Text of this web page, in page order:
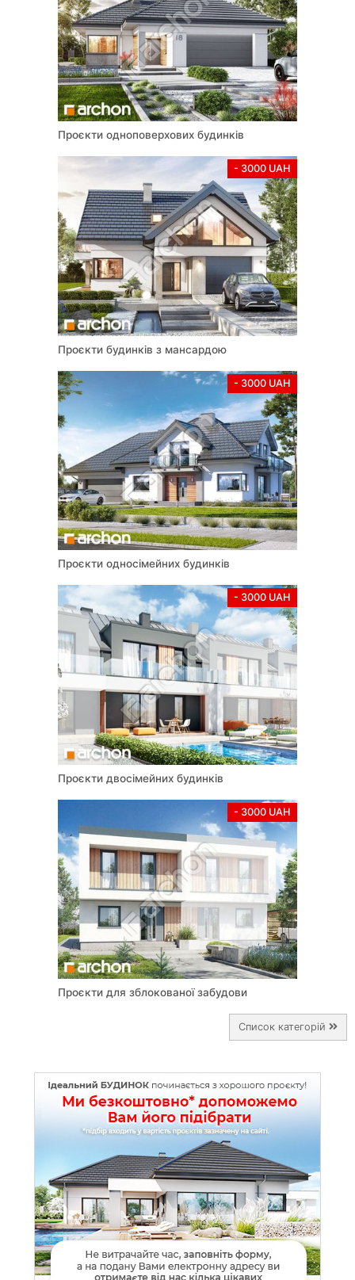
Проєкти одноповерхових будинків
- 3000 UAH
Проєкти будинків з мансардою
- 3000 UAH
Проєкти односімейних будинків
- 3000 UAH
Проєкти двосімейних будинків
- 3000 UAH
Проєкти для зблокованої забудови
Cписок категорій